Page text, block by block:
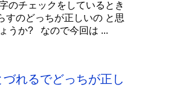
のチェックをしているとき
のどっちが正しいの と思
うか? なので今回は ...
れるでどっちが正し